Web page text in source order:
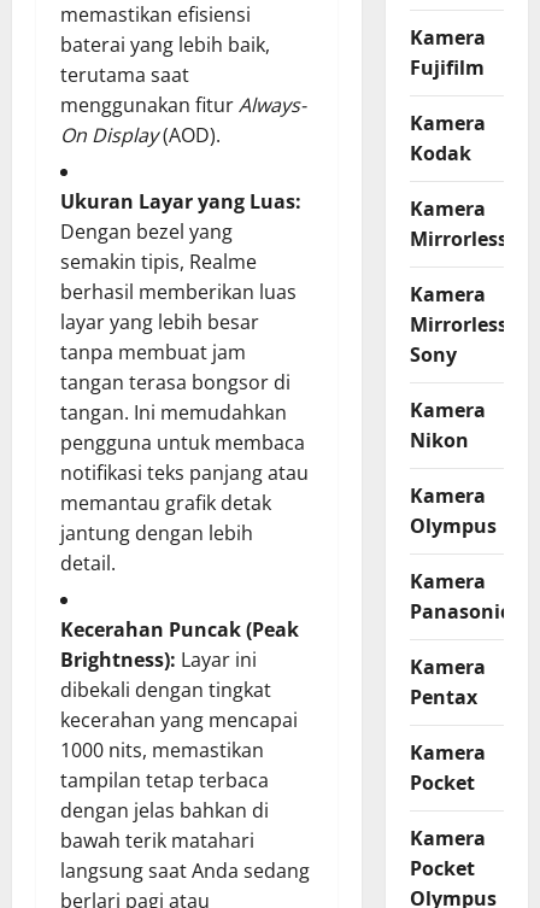
memastikan efisiensi
baterai yang lebih baik,
terutama saat
menggunakan fiturAlways-
On Display(AOD).
Ukuran Layar yang Luas:
Dengan bezel yang
semakin tipis, Realme
berhasil memberikan luas
layar yang lebih besar
tanpa membuat jam
tangan terasa bongsor di
tangan. Ini memudahkan
pengguna untuk membaca
notifikasi teks panjang atau
memantau grafik detak
jantung dengan lebih
detail.
Kecerahan Puncak (Peak
Brightness): Layar ini
dibekali dengan tingkat
kecerahan yang mencapai
1000 nits, memastikan
tampilan tetap terbaca
dengan jelas bahkan di
bawah terik matahari
langsung saat Anda sedang
berlari pagi atau
Kamera
Fujifilm
Kamera
Kodak
Kamera
Mirrorless
Kamera
Mirrorless
Sony
Kamera
Nikon
Kamera
Olympus
Kamera
Panasonic
Kamera
Pentax
Kamera
Pocket
Kamera
Pocket
Olympus